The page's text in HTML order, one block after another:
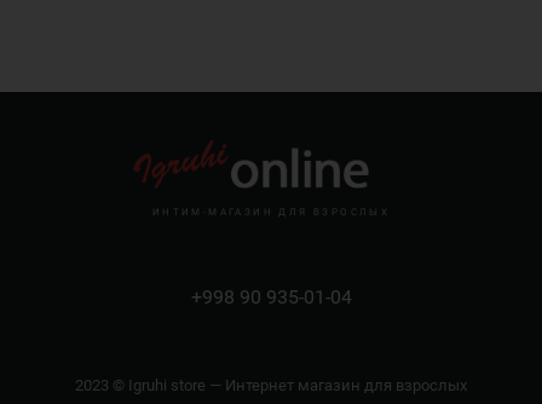
ИНТИМ-МАГАЗИН ДЛЯ ВЗРОСЛЫХ
+998 90 935-01-04
2023 © Igruhi store — Интернет магазин для взрослых